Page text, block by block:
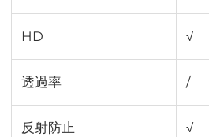
HD √
透過率 ∕
反射防止 √